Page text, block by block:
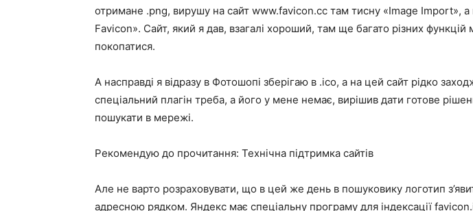
отримане .png, вирушу на сайт www.favicon.cc там тисну «Image Import», а
Favicon». Сайт, який я дав, взагалі хороший, там ще багато різних
покопатися.
А насправді я відразу в Фотошопі зберігаю в .ico, а на цей сайт рідко
спеціальний плагін треба, а його у мене немає, вирішив дати готове
пошукати в мережі.
Рекомендую до прочитання: Технічна підтримка сайтів
Але не варто розраховувати, що в цей же день в пошуковику логотип
адресною рядком. Яндекс має спеціальну програму для індексації